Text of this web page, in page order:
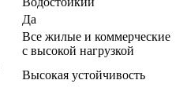
Да
Все жилые и коммерческие
с высокой нагрузкой
Высокая устойчивость